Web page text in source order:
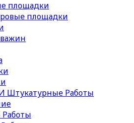
площадки
площадки
Штукатурные Работы